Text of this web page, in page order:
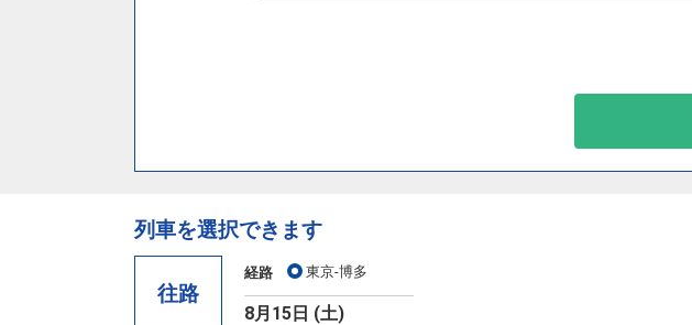
列車を選択できます
往路
経路 東京-博多
8月15日 (土)